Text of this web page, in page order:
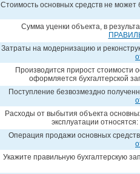
Стоимость основных средств не может
Сумма уценки объекта, в
Затраты на модернизацию и
Производится прирост стоимости
оформляется бухгалтерской
Поступление безвозмездно
Расходы от выбытия объекта
эксплуатации относятся:
Операция продажи основных
Укажите правильную бухгалтерскую